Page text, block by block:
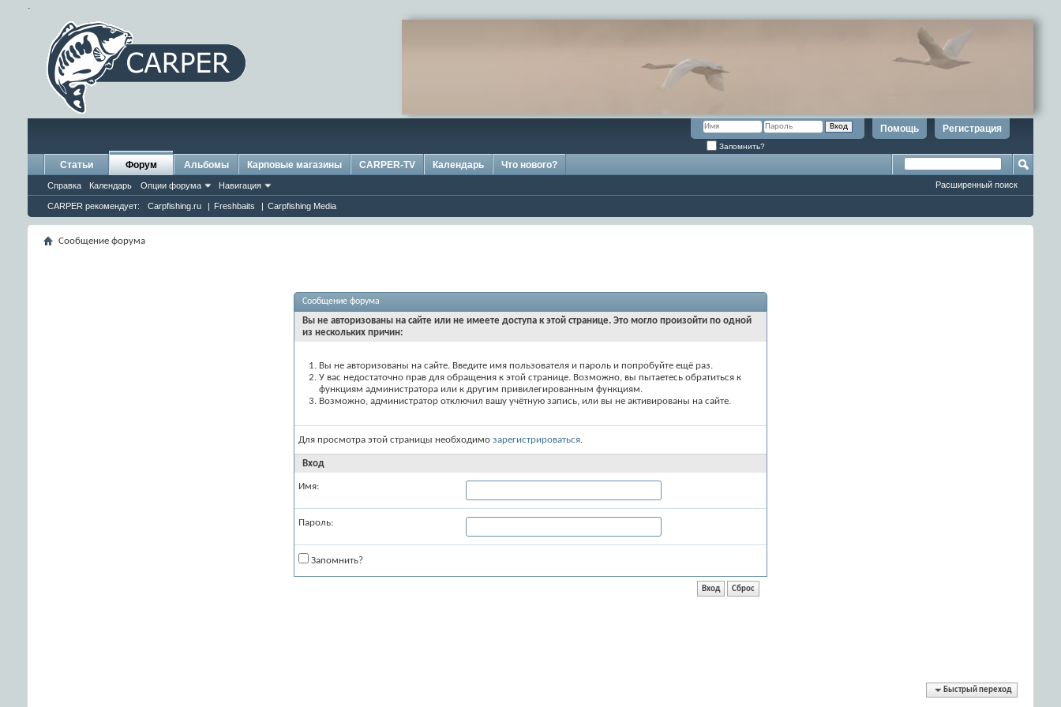
.
Регистрация
Помощь
Запомнить?
Статьи Форум
Справка Календарь Опции форума Навигация
CARPER рекомендует: Carpfishing.ru | Freshbaits | Carpfishing Media
Альбомы Карповые магазины CARPER-TV Календарь Что нового?
Расширенный поиск
Сообщение форума
Сообщение форума
Вы не авторизованы на сайте или не имеете доступа к этой странице. Это могло произойти по одной
из нескольких причин:
Вы не авторизованы на сайте. Введите имя пользователя и пароль и попробуйте ещё раз.
У вас недостаточно прав для обращения к этой странице. Возможно, вы пытаетесь обратиться к
функциям администратора или к другим привилегированным функциям.
Возможно, администратор отключил вашу учётную запись, или вы не активированы на сайте.
Для просмотра этой страницы необходимо зарегистрироваться.
Вход
Имя:
Пароль:
Запомнить?
Быстрый переход